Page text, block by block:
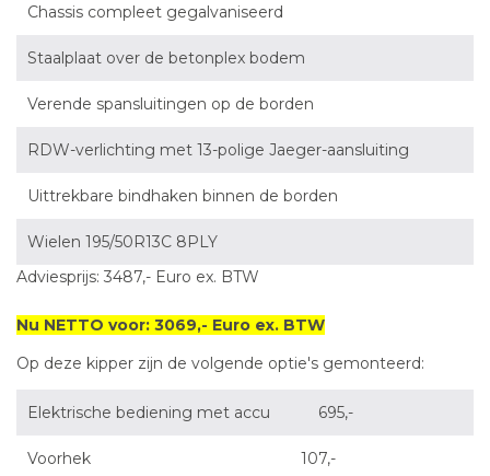
Chassis compleet gegalvaniseerd
Staalplaat over de betonplex bodem
Verende spansluitingen op de borden
RDW-verlichting met 13-polige Jaeger-aansluiting
Uittrekbare bindhaken binnen de borden
Wielen 195/50R13C 8PLY
Adviesprijs: 3487,- Euro ex. BTW
Nu NETTO voor: 3069,- Euro ex. BTW
Op deze kipper zijn de volgende optie's gemonteerd:
Elektrische bediening met accu 695,-
Voorhek 107,-